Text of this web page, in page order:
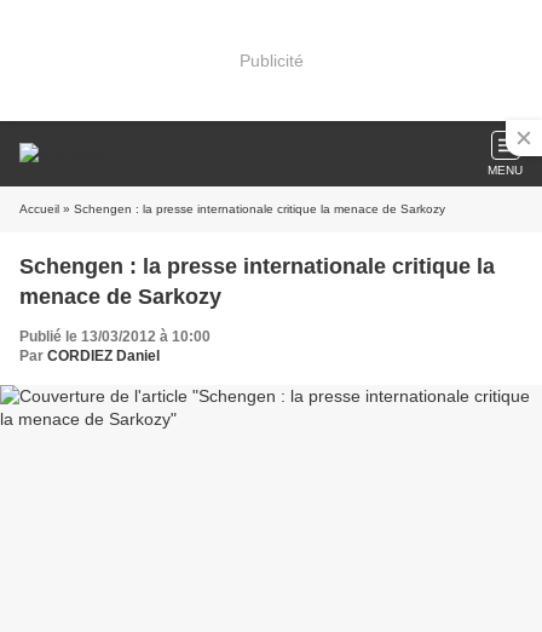
Publicité
MENU
Accueil » Schengen : la presse internationale critique la menace de Sarkozy
Schengen : la presse internationale critique la
menace de Sarkozy
Publié le 13/03/2012 à 10:00
Par CORDIEZ Daniel